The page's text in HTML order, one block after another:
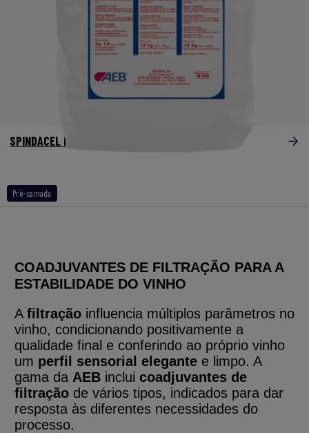
Pré-camada
SPINDACEL L
COADJUVANTES DE FILTRAÇÃO PARA A
ESTABILIDADE DO VINHO
A filtração influencia múltiplos parâmetros no
vinho, condicionando positivamente a
qualidade final e conferindo ao próprio vinho
um perfil sensorial elegante e limpo. A
gama da AEB inclui coadjuvantes de
filtração de vários tipos, indicados para dar
resposta às diferentes necessidades do
processo.